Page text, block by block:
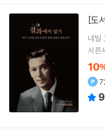
[도
네빌
서른
10